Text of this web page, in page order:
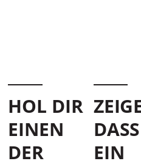
HOL DIR
EINEN
DER
EIN